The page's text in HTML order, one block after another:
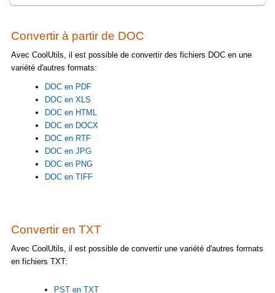
Convertir à partir de DOC
Avec CoolUtils, il est possible de convertir des fichiers DOC en une
variété d'autres formats:
DOC en PDF
DOC en XLS
DOC en HTML
DOC en DOCX
DOC en RTF
DOC en JPG
DOC en PNG
DOC en TIFF
Convertir en TXT
Avec CoolUtils, il est possible de convertir une variété d'autres formats
en fichiers TXT:
PST en TXT